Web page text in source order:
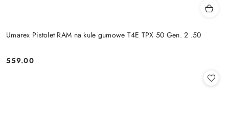
Umarex Pistolet RAM na kule gumowe T4E TPX 50 Gen. 2 .50
Cena:
559.00